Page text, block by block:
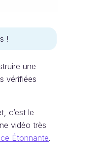
!
une
vérifiées
c’est le
vidéo très
Étonnante.